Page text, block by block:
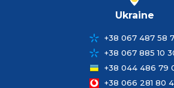
Ukraine
+38 067 487 58
+38 067 885 10
+38 044 486 79
+38 066 281 80